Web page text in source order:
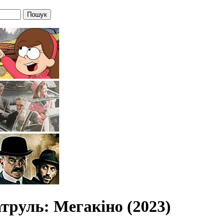
Пошук
Мегакіно (2023)